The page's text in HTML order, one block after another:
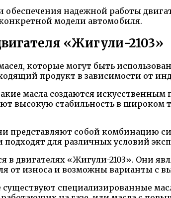
надежной работы
модели автомобиля.
«Жигули-2103»
которые могут быть
продукт в зависимости от
масла создаются
высокую стабильность в
представляют собой комбинацию
для различных условий
двигателях «Жигули-2103». Они
от износа и возможны варианты с
специализированные